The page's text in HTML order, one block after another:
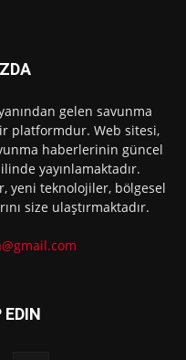
gelen savunma
platformdur. Web sitesi,
haberlerinin güncel
yayınlamaktadır.
yeni teknolojiler, bölgesel
size ulaştırmaktadır.
EDIN